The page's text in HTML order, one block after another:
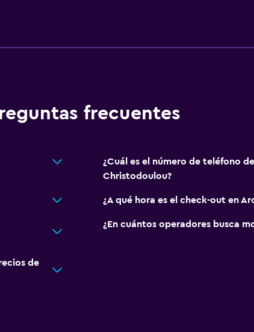
TV por cable o vía satélite
Estacionamiento y transporte
Estacionamiento en la calle
Estacionamiento gratuito
frecuentes
¿Cuál es el número de teléfono
Christodoulou?
¿A qué hora es el check-out en
¿En cuántos operadores busca
de